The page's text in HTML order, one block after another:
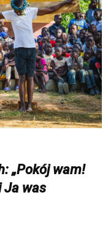
„Pokój wam!
Ja was